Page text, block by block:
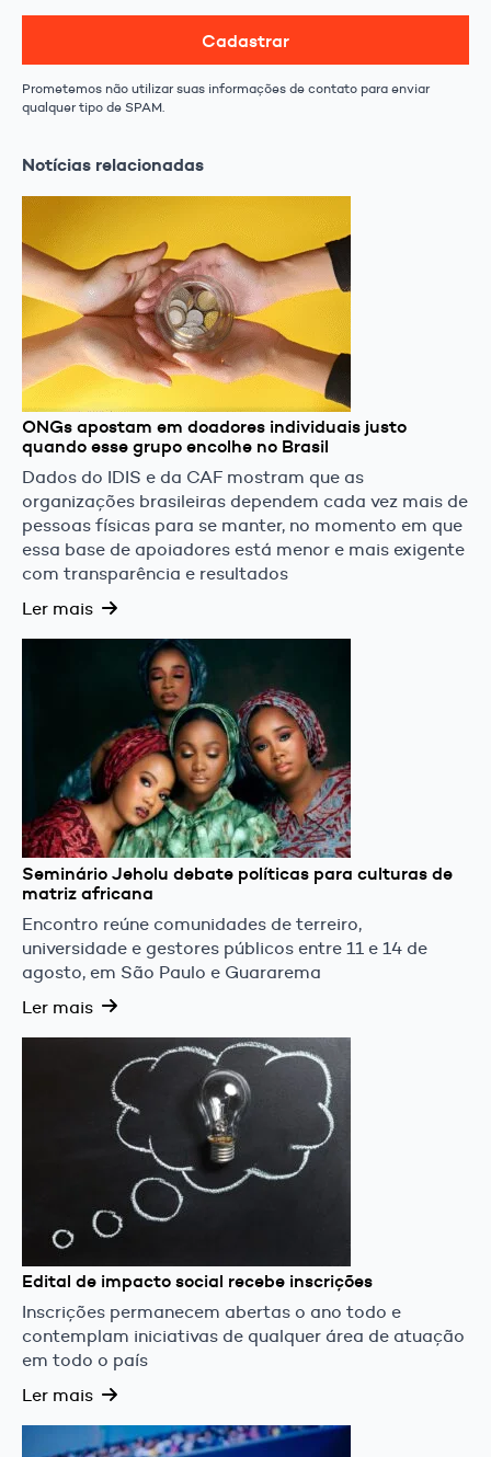
Cadastrar
Prometemos não utilizar suas informações de contato para enviar
qualquer tipo de SPAM.
Notícias relacionadas
ONGs apostam em doadores individuais justo
quando esse grupo encolhe no Brasil
Dados do IDIS e da CAF mostram que as
organizações brasileiras dependem cada vez mais de
pessoas físicas para se manter, no momento em que
essa base de apoiadores está menor e mais exigente
com transparência e resultados
Ler mais
Seminário Jeholu debate políticas para culturas de
matriz africana
Encontro reúne comunidades de terreiro,
universidade e gestores públicos entre 11 e 14 de
agosto, em São Paulo e Guararema
Ler mais
Edital de impacto social recebe inscrições
Inscrições permanecem abertas o ano todo e
contemplam iniciativas de qualquer área de atuação
em todo o país
Ler mais